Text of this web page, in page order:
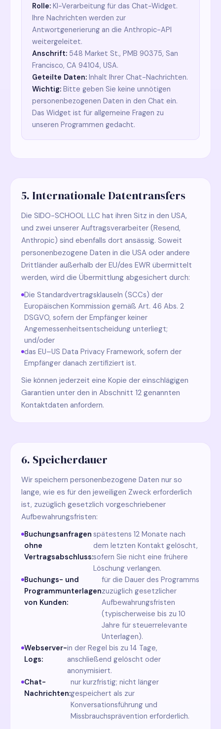
Rolle: KI-Verarbeitung für das Chat-Widget.
Ihre Nachrichten werden zur
Antwortgenerierung an die Anthropic-API
weitergeleitet.
Anschrift: 548 Market St., PMB 90375, San
Francisco, CA 94104, USA.
Geteilte Daten: Inhalt Ihrer Chat-Nachrichten.
Wichtig: Bitte geben Sie keine unnötigen
personenbezogenen Daten in den Chat ein.
Das Widget ist für allgemeine Fragen zu
unseren Programmen gedacht.
5. Internationale Datentransfers
Die SIDO-SCHOOL LLC hat ihren Sitz in den USA,
und zwei unserer Auftragsverarbeiter (Resend,
Anthropic) sind ebenfalls dort ansässig. Soweit
personenbezogene Daten in die USA oder andere
Drittländer außerhalb der EU/des EWR übermittelt
werden, wird die Übermittlung abgesichert durch:
Die Standardvertragsklauseln (SCCs) der
Europäischen Kommission gemäß Art. 46 Abs. 2
DSGVO, sofern der Empfänger keiner
Angemessenheitsentscheidung unterliegt;
und/oder
das EU–US Data Privacy Framework, sofern der
Empfänger danach zertifiziert ist.
Sie können jederzeit eine Kopie der einschlägigen
Garantien unter den in Abschnitt 12 genannten
Kontaktdaten anfordern.
6. Speicherdauer
Wir speichern personenbezogene Daten nur so
lange, wie es für den jeweiligen Zweck erforderlich
ist, zuzüglich gesetzlich vorgeschriebener
Aufbewahrungsfristen:
Buchungsanfragen
ohne
Vertragsabschluss:
spätestens 12 Monate nach
dem letzten Kontakt gelöscht,
sofern Sie nicht eine frühere
Löschung verlangen.
Buchungs- und
Programmunterlagen
von Kunden:
für die Dauer des Programms
zuzüglich gesetzlicher
Aufbewahrungsfristen
(typischerweise bis zu 10
Jahre für steuerrelevante
Unterlagen).
Webserver-
Logs:
in der Regel bis zu 14 Tage,
anschließend gelöscht oder
anonymisiert.
Chat-
Nachrichten:
nur kurzfristig; nicht länger
gespeichert als zur
Konversationsführung und
Missbrauchsprävention erforderlich.